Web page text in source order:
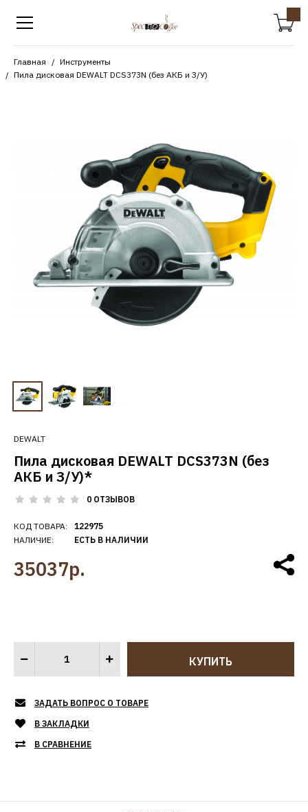
Главная
Инструменты
Пила дисковая DEWALT DCS373N (без АКБ и З/У)
DEWALT
Пила дисковая DEWALT DCS373N (без
АКБ и З/У)*
0 ОТЗЫВОВ
КОД ТОВАРА:
НАЛИЧИЕ:
122975
ЕСТЬ В НАЛИЧИИ
35037р.
ЗАДАТЬ ВОПРОС О ТОВАРЕ
В ЗАКЛАДКИ
В СРАВНЕНИЕ